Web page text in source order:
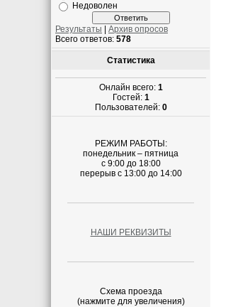
Недоволен
Результаты
Архив опросов
Всего ответов: 578
Статистика
Онлайн всего: 1
Гостей: 1
Пользователей: 0
РЕЖИМ РАБОТЫ:
понедельник – пятница
с 9:00 до 18:00
перерыв с 13:00 до 14:00
НАШИ РЕКВИЗИТЫ
Схема проезда
(нажмите для увеличения)